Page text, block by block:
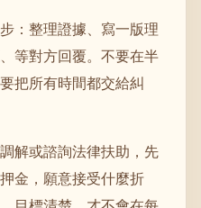
：整理證據、寫一版理
等對方回覆。不要在半
把所有時間都交給糾
解或諮詢法律扶助，先
金，願意接受什麼折